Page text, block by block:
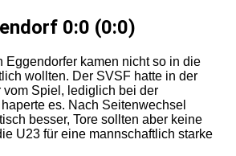
0:0 (0:0)
Eggendorfer kamen nicht so in die
wollten. Der SVSF hatte in der
vom Spiel, lediglich bei der
es. Nach Seitenwechsel
besser, Tore sollten aber keine
U23 für eine mannschaftlich starke